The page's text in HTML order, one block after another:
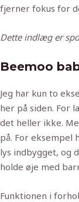
fjerner fokus for
Dette indlæg er
Beemoo
Jeg har kun to
her på siden. For
det heller ikke.
på. For eksempel
lys indbygget, og
holde øje med
Funktionen i